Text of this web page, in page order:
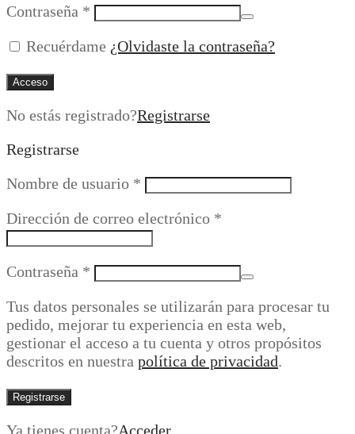
Contraseña * Obligatorio
Recuérdame ¿Olvidaste la contraseña?
Acceso
No estás registrado?Registrarse
Registrarse
Nombre de usuario * Obligatorio
Dirección de correo electrónico *
Contraseña * Obligatorio
Tus datos personales se utilizarán para procesar tu
pedido, mejorar tu experiencia en esta web,
gestionar el acceso a tu cuenta y otros propósitos
descritos en nuestra política de privacidad.
Registrarse
Ya tienes cuenta?Acceder